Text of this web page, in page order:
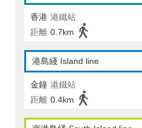
香港 港鐵站
距離 0.7km
港島綫 Island line
金鐘 港鐵站
距離 0.4km